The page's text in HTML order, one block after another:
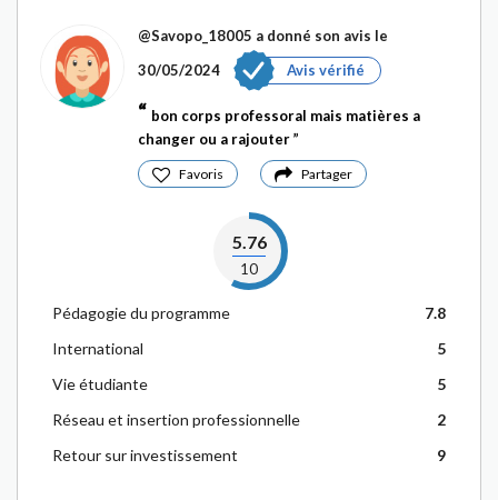
@Savopo_18005 a donné son avis le
30/05/2024
Avis vérifié
bon corps professoral mais matières a
changer ou a rajouter
Favoris Partager
5.76
10
Pédagogie du programme
7.8
International
5
Vie étudiante
5
Réseau et insertion professionnelle
2
Retour sur investissement
9